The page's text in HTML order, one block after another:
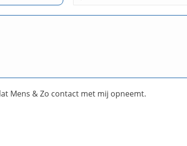
Mens & Zo contact met mij opneemt.